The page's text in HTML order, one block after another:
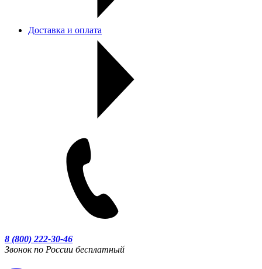
Доставка и оплата
8 (800) 222-30-46
Звонок по России бесплатный